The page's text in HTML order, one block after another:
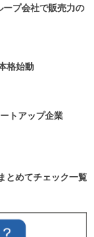
ープ会社で販売力の
格始動
トアップ企業
とめてチェック一覧